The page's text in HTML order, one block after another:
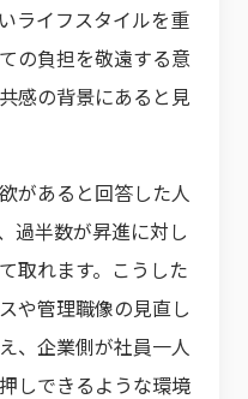
ライフスタイルを重
の負担を敬遠する意
感の背景にあると見
があると回答した人
過半数が昇進に対し
取れます。こうした
や管理職像の見直し
、企業側が社員一人
しできるような環境